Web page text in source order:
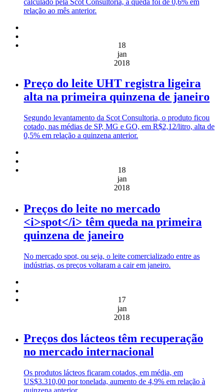
relação ao mês anterior.
18
jan
2018
Preço do leite UHT registra ligeira
alta na primeira quinzena de janeiro
Segundo levantamento da Scot Consultoria, o produto ficou
cotado, nas médias de SP, MG e GO, em R$2,12/litro, alta de
0,5% em relação a quinzena anterior.
18
jan
2018
Preços do leite no mercado
<i>spot</i> têm queda na primeira
quinzena de janeiro
No mercado spot, ou seja, o leite comercializado entre as
indústrias, os preços voltaram a cair em janeiro.
17
jan
2018
Preços dos lácteos têm recuperação
no mercado internacional
Os produtos lácteos ficaram cotados, em média, em
US$3.310,00 por tonelada, aumento de 4,9% em relação à
quinzena anterior.